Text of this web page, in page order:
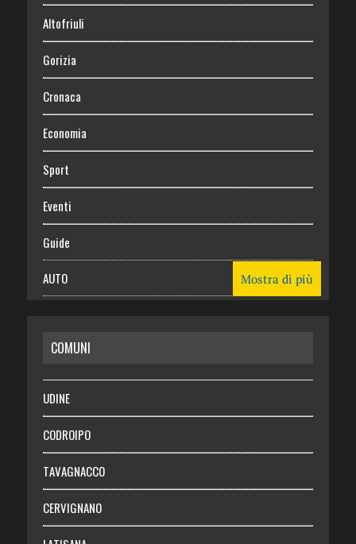
Altofriuli
Gorizia
Cronaca
Economia
Sport
Eventi
Guide
AUTO
RISPARMIO
SALUTE
Necrologie
Chi siamo
Abbonati
Login
Mostra di più
COMUNI
UDINE
CODROIPO
TAVAGNACCO
CERVIGNANO